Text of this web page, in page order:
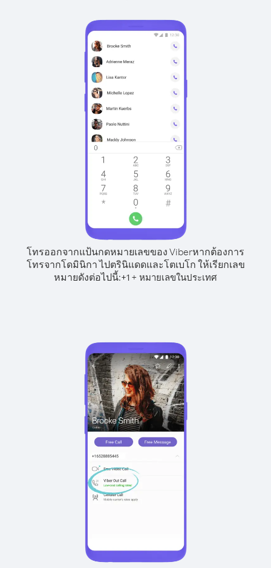
โทรออกจากแป้นกดหมายเลขของ Viberหากต้องการ
โทรจากโดมินิกา ไปตรินิแดดและโตเบโก ให้เรียกเลข
หมายดังต่อไปนี้:+1 + หมายเลขในประเทศ